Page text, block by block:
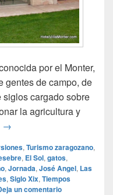
por el Monter,
gentes de campo, de
cargado sobre
la agricultura y
El Hotel Villa Monter en
→
, Turismo zaragozano,
, El Sol, gatos,
, Jornada, José Angel, Las
, Siglo Xix, Tiempos
un comentario